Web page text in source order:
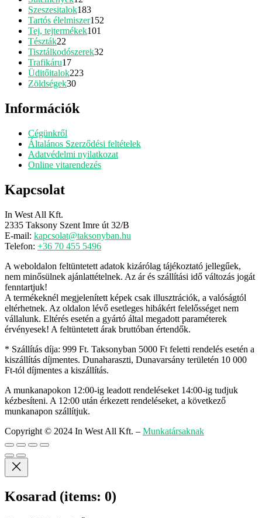
termék
Szeszesitalok183183
termék
Tartós élelmiszer152
Tej, tejtermékek101
Tészták22
termék
Tisztálkodószerek32
Trafikáru1717
termék
Üditőitalok223223
Zöldségek3030
Információk
Cégünkről
Általános Szerződési feltételek
Adatvédelmi nyilatkozat
Online vitarendezés
Kapcsolat
In West All Kft.
2335 Taksony Szent Imre út 32/B
E-mail: kapcsolat@taksonyban.hu
Telefon: +36 70 455 5496
A weboldalon feltüntetett adatok kizárólag tájékoztató jellegűek,
nem minősülnek ajánlattételnek. Az ár és szállítási idő változás jogát
fenntartjuk!
A termékeknél megjelenített képek csak illusztrációk, a valóságtól
eltérhetnek. Az oldalon lévő esetleges hibákért felelősséget nem
vállalunk. Eltérés esetén a gyártó által megadott paraméterek
érvényesek! A feltüntetett árak bruttóban értendők.
* Szállítás díja: 999 Ft. Taksonyban 5000 Ft feletti rendelés esetén a
kiszállítás díjmentes. Dunaharaszti, Dunavarsány területén 10 000
Ft-tól díjmentes a kiszállítás.
A munkanapokon 12:00-ig leadott rendeléseket 14:00-ig tudjuk
kézbesíteni. A 12:00 után érkezett rendeléseket, a következő
munkanapon szállítjuk.
Copyright © 2024 In West All Kft. – Munkatársaknak
Kosarad (items: 0)